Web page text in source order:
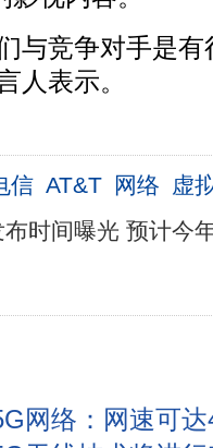
竞争对手是有
人表示。
信 AT&T 网络 虚
时间曝光 预计今
网络：网速可